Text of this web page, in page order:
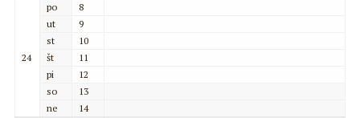
24
po
8
ut
9
st
10
št
11
pi
12
so
13
ne
14